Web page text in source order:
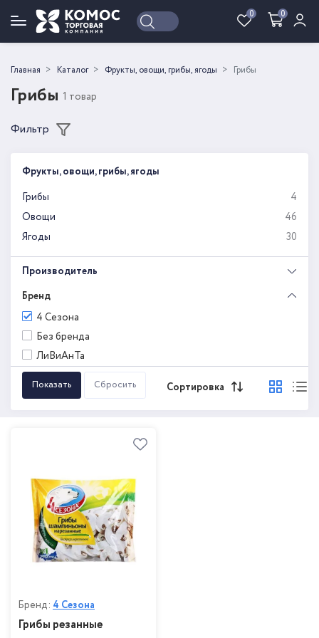
0 0
Войти Регистрация
Главная Каталог Фрукты, овощи, грибы, ягоды Грибы
Грибы 1 товар
Сортировка
Бренд: 4 Сезона
Грибы резанные
Фильтр
Фрукты, овощи, грибы, ягоды
Грибы
4
Овощи
46
Ягоды
30
Производитель
Бренд
4 Сезона
Без бренда
ЛиВиАнТа